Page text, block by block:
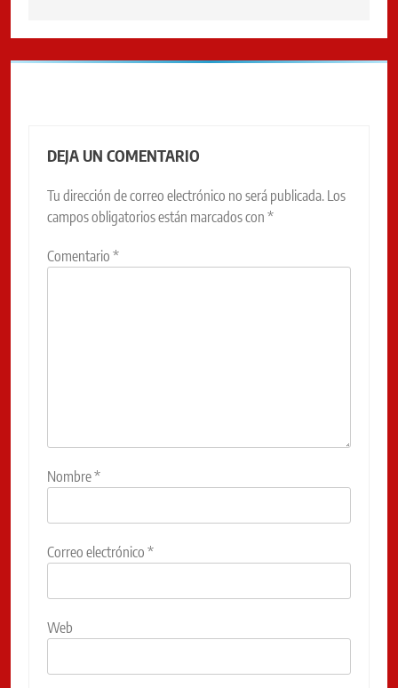
DEJA UN COMENTARIO
Tu dirección de correo electrónico no será publicada. Los
campos obligatorios están marcados con *
Comentario *
Nombre*
Correo electrónico *
Web